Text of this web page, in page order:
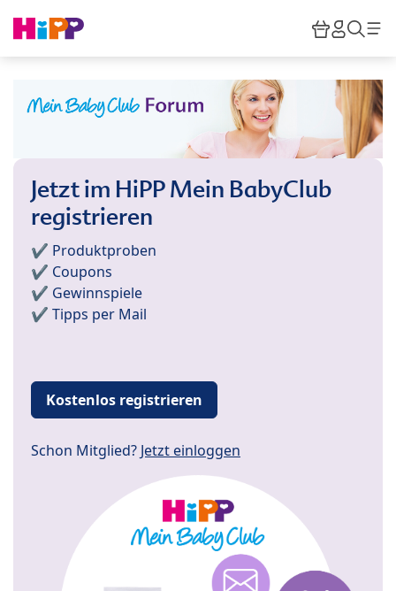
HiPP
Jetzt im HiPP Mein BabyClub
registrieren
✔️ Produktproben
✔️ Coupons
✔️ Gewinnspiele
✔️ Tipps per Mail
Kostenlos registrieren
Schon Mitglied? Jetzt einloggen